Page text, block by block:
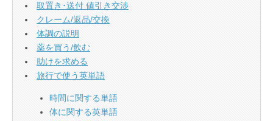
取置き･送付 値引き交渉
クレーム/返品/交換
体調の説明
薬を買う/飲む
助けを求める
旅行で使う英単語
時間に関する単語
体に関する英単語